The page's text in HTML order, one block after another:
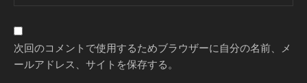
次回のコメントで使用するためブラウザーに自分の名前、メ
ールアドレス、サイトを保存する。